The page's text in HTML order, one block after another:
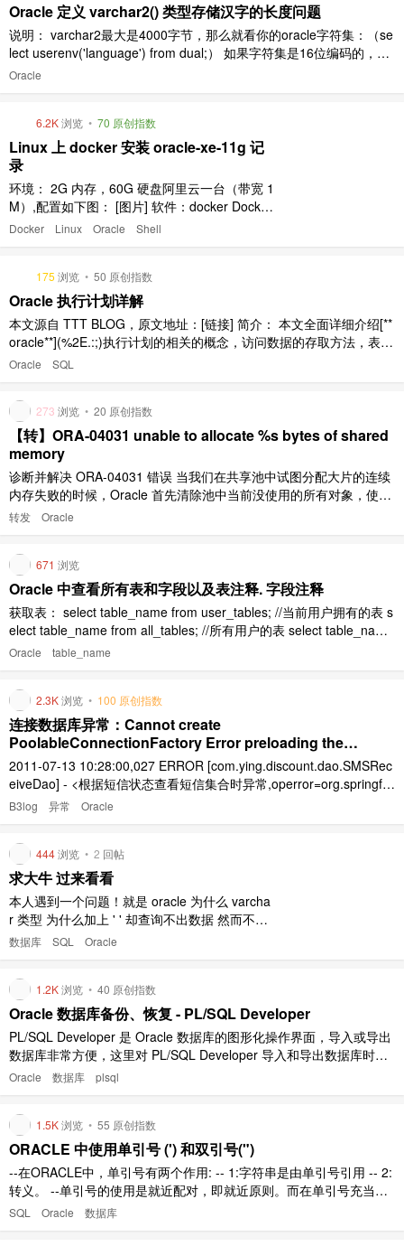
Oracle 定义 varchar2() 类型存储汉字的长度问题
说明： varchar2最大是4000字节，那么就看你的oracle字符集：（se
lect userenv('language') from dual;） 如果字符集是16位编码的，ZH
S16GBK，那么每个字符16位，2字节，所以可以容纳2000字符。 var
Oracle
6.2K浏览 • 70 原创指数
Linux 上 docker 安装 oracle-xe-11g 记
录
环境： 2G 内存，60G 硬盘阿里云一台（带宽 1
M）,配置如下图： [图片] 软件：docker Docker
version 1.6.2, build 7c8fca2 相关 link docker
Docker Linux Oracle Shell
175 浏览 • 50 原创指数
Oracle 执行计划详解
本文源自 TTT BLOG，原文地址：[链接] 简介： 本文全面详细介绍[**
oracle**](%2E.:;)执行计划的相关的概念，访问数据的存取方法，表之
间的连接等内容。 并有总结和概述，便于理解与记忆! +++ 目录 一．
Oracle SQL
273 浏览 • 20 原创指数
【转】ORA-04031 unable to allocate %s bytes of shared
memory
诊断并解决 ORA-04031 错误 当我们在共享池中试图分配大片的连续
内存失败的时候，Oracle 首先清除池中当前没使用的所有对象，使空
闲内存块合并。如果仍然没有足够大单个的大块内存满足请求,就会产
转发 Oracle
671 浏览
Oracle 中查看所有表和字段以及表注释. 字段注释
获取表： select table_name from user_tables; //当前用户拥有的表 s
elect table_name from all_tables; //所有用户的表 select table_name
from dba_tables; //包括系统表 select table_name fro ..
Oracle table_name
2.3K浏览 • 100 原创指数
连接数据库异常：Cannot create
PoolableConnectionFactory Error preloading the
connection pool
2011-07-13 10:28:00,027 ERROR [com.ying.discount.dao.SMSRec
eiveDao] - <根据短信状态查看短信集合时异常,operror=org.springfra
mework.jdbc.CannotGetJdbcConnectionException: **C ..
B3log 异常 Oracle
444浏览 • 2 回帖
求大牛 过来看看
本人遇到一个问题！就是 oracle 为什么 varcha
r 类型 为什么加上 ' ' 却查询不出数据 然而不加
却能查询出来[图片] [图片] [图片]
数据库 SQL Oracle
1.2K浏览 • 40 原创指数
Oracle 数据库备份、恢复 - PL/SQL Developer
PL/SQL Developer 是 Oracle 数据库的图形化操作界面，导入或导出
数据库非常方便，这里对 PL/SQL Developer 导入和导出数据库时的
一些注意事项进行说明。 导出步骤： tools -> export user object 选
Oracle 数据库 plsql
1.5K浏览 • 55 原创指数
ORACLE 中使用单引号 (') 和双引号(")
--在ORACLE中，单引号有两个作用: -- 1:字符串是由单引号引用 -- 2:
转义。 --单引号的使用是就近配对，即就近原则。而在单引号充当转
义角色时相对不好理解 --1.从第二个单引号开始被视为转义符，如果
SQL Oracle 数据库